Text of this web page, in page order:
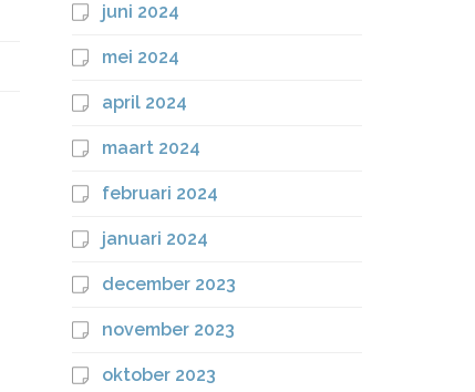
juni 2024
mei 2024
april 2024
maart 2024
februari 2024
januari 2024
december 2023
november 2023
oktober 2023